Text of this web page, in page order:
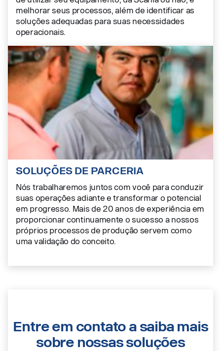
melhorar seus processos, além de identificar as
soluções adequadas para suas necessidades
operacionais.
SOLUÇÕES DE PARCERIA
Nós trabalharemos juntos com você para conduzir
suas operações adiante e transformar o potencial
em progresso. Mais de 20 anos de experiência em
proporcionar continuamente o sucesso a nossos
próprios processos de produção servem como
uma validação do conceito.
Entre em contato a saiba mais
sobre nossas soluções